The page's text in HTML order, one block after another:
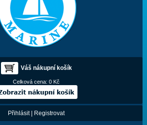
Váš nákupní košík
Celková cena:0 Kč
Přihlásit| Registrovat